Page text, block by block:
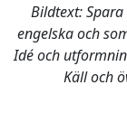
Bildtext:
engelska och
Idé och
Käll och